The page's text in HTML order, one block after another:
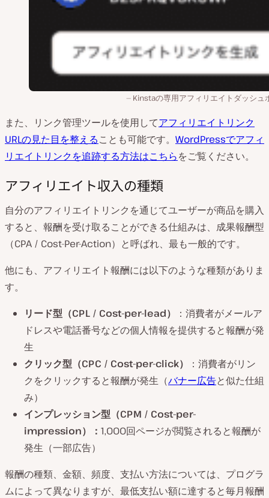
Kinstaの専用アフィリエイトダッシュ
また、リンク管理ツールを使用してアフィリエイトリンク
URLの見た目を整えることも可能です。 WordPressでアフィ
リエイトリンクを追跡する方法はこちらをご覧ください。
アフィリエイト収入の種類
自分のアフィリエイトリンクを通じてユーザーが商品を購入
すると、報酬を受け取ることができる仕組みは、成果報酬型
（CPA / Cost-Per-Action）と呼ばれ、最も一般的です。
他にも、アフィリエイト報酬には以下のような種類がありま
す。
リード型（CPL / Cost-per-lead）
：消費者がメールア
ドレスや電話番号などの個人情報を提供すると報酬が発
生
クリック型（CPC / Cost-per-click）
：消費者がリン
クをクリックすると報酬が発生（バナー広告と似た仕組
み）
インプレッション型（CPM / Cost-per-
impression）： 1,000回ページが閲覧されると報酬が
発生（一部広告）
報酬の種類、金額、頻度、支払い方法については、プログラ
ムによって異なりますが、最低支払い額に達すると毎月報酬